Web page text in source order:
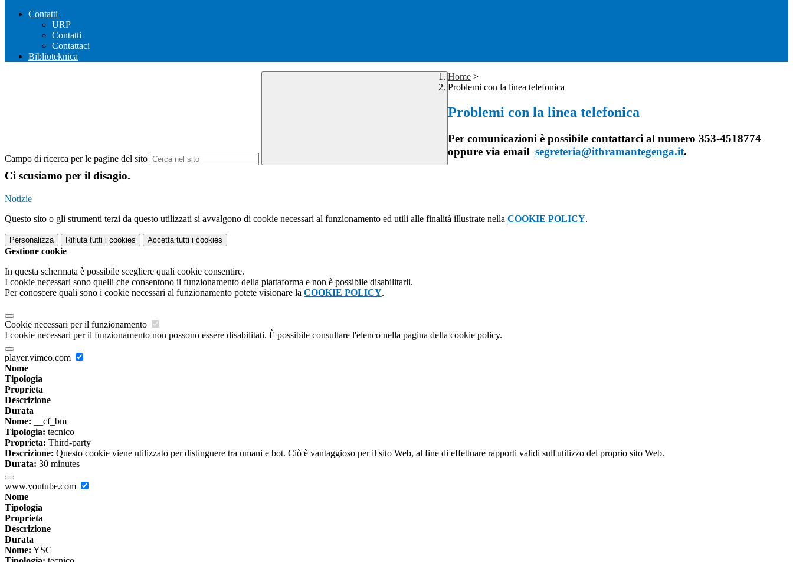
Contatti
URP
Contatti
Contattaci
Biblioteknica
Campo di ricerca per le pagine del sito
Home >
Problemi con la linea telefonica
Problemi con la linea telefonica
Per comunicazioni è possibile contattarci al numero 353-4518774
oppure via email segreteria@itbramantegenga.it.
Ci scusiamo per il disagio.
Notizie
Questo sito o gli strumenti terzi da questo utilizzati si avvalgono di cookie necessari al funzionamento ed utili alle finalità illustrate nella COOKIE POLICY.
Personalizza Rifiuta tutti i cookies Accetta tutti i cookies
Gestione cookie
In questa schermata è possibile scegliere quali cookie consentire.
I cookie necessari sono quelli che consentono il funzionamento della piattaforma e non è possibile disabilitarli.
Per conoscere quali sono i cookie necessari al funzionamento potete visionare la COOKIE POLICY.
Cookie necessari per il funzionamento
I cookie necessari per il funzionamento non possono essere disabilitati. È possibile consultare l'elenco nella pagina della cookie policy.
player.vimeo.com
Nome
Tipologia
Proprieta
Descrizione
Durata
Nome: __cf_bm
Tipologia: tecnico
Proprieta: Third-party
Descrizione: Questo cookie viene utilizzato per distinguere tra umani e bot. Ciò è vantaggioso per il sito Web, al fine di effettuare rapporti validi sull'utilizzo del proprio sito Web.
Durata: 30 minutes
www.youtube.com
Nome
Tipologia
Proprieta
Descrizione
Durata
Nome: YSC